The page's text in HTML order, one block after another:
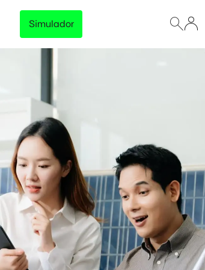
da energia da sua empresa e tenha
total no orçamento, sem surpresas na
com consumo acima de 500 kWh/mês
Simulador